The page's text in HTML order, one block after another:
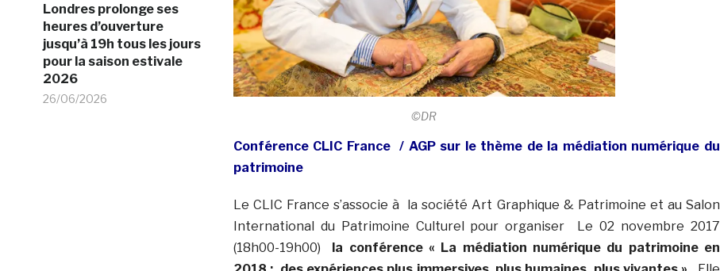
Londres prolonge ses
heures d’ouverture
jusqu’à 19h tous les jours
pour la saison estivale
2026
26/06/2026
©DR
Conférence CLIC France / AGP sur le thème de la médiation numérique du
patrimoine
Le CLIC France s’associe à la société Art Graphique & Patrimoine et au Salon
International du Patrimoine Culturel pour organiser Le 02 novembre 2017
(18h00-19h00) la conférence « La médiation numérique du patrimoine en